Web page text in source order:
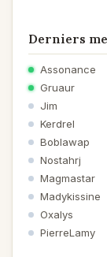
c'est tant
Kerdrel
Sans oublier
Derniers
Assonance
Gruaur
Jim
Kerdrel
Boblawap
Nostahrj
Magmastar
Madykissine
Oxalys
PierreLamy